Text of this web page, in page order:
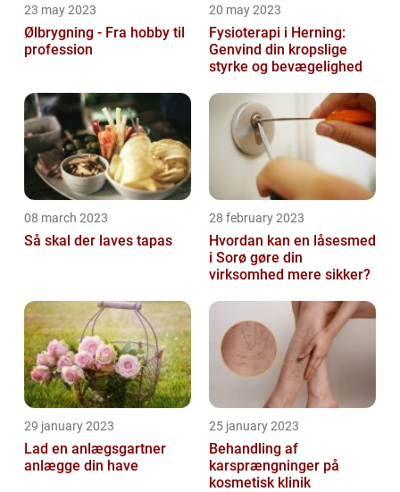
23 may 2023
Ølbrygning - Fra hobby til
profession
20 may 2023
Fysioterapi i Herning:
Genvind din kropslige
styrke og bevægelighed
08 march 2023
Så skal der laves tapas
28 february 2023
Hvordan kan en låsesmed
i Sorø gøre din
virksomhed mere sikker?
29 january 2023
Lad en anlægsgartner
anlægge din have
25 january 2023
Behandling af
karsprængninger på
kosmetisk klinik